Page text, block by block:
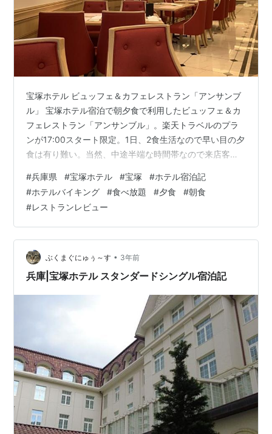
宝塚ホテル ビュッフェ＆カフェレストラン「アンサンブ
ル」 宝塚ホテル宿泊で朝夕食で利用したビュッフェ＆カ
フェレストラン「アンサンブル」。楽天トラベルのプラ
ンが17:00スタート限定。1日、2食生活なので早い目の夕
食は有り難い。当然、中途半端な時間帯なので来店客も
ださい)ただ、朝食は、そういう訳にもいかず7:00amス
タートで既に何組も待っていましたので、静止画を撮っ
た方が良さそうなのでブログに載せておきます。 宝塚ホ
テル ビュッフェ＆カフェレストラン「アンサンブル」 コ
ース料理をビュッフェ(食べ放題)形式で自分で組立てるっ
ていうのがテーマなの…
#兵庫県 #宝塚ホテル #宝塚 #ホテル宿泊記
#ホテルバイキング #食べ放題 #夕食 #朝食
#レストランレビュー
ぶくまぐにゅぅ～す • 3年前
兵庫|宝塚ホテル スタンダードシングル宿泊記